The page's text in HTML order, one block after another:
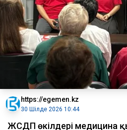
https://egemen.kz
30 Шілде 2026 10:44
ЖСДП өкілдері медицина